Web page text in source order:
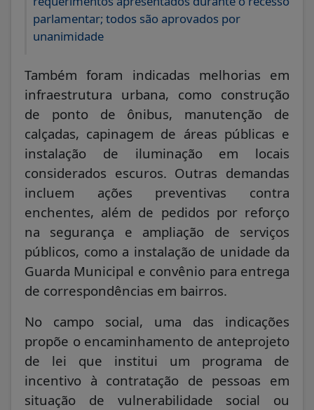
parlamentar; todos são aprovados por
unanimidade
Também foram indicadas melhorias em
infraestrutura urbana, como construção
de ponto de ônibus, manutenção de
calçadas, capinagem de áreas públicas e
instalação de iluminação em locais
considerados escuros. Outras demandas
incluem ações preventivas contra
enchentes, além de pedidos por reforço
na segurança e ampliação de serviços
públicos, como a instalação de unidade da
Guarda Municipal e convênio para entrega
de correspondências em bairros.
No campo social, uma das indicações
propõe o encaminhamento de anteprojeto
de lei que institui um programa de
incentivo à contratação de pessoas em
situação de vulnerabilidade social ou